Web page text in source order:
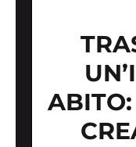
ABITO: